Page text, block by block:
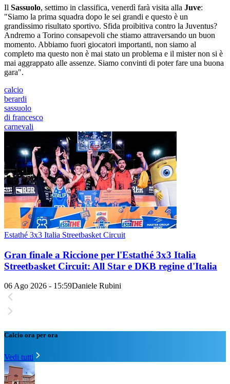
Il Sassuolo, settimo in classifica, venerdì farà visita alla Juve:
"Siamo la prima squadra dopo le sei grandi e questo è un
grandissimo risultato sportivo. Sfida proibitiva contro la Juventus?
Andremo a Torino consapevoli che stiamo attraversando un buon
momento. Abbiamo fuori giocatori importanti, non siamo al
completo ma questo non è mai stato un problema e il mister non si è
mai aggrappato alle assenze. Siamo convinti di poter fare una buona
gara".
calcio
berardi
sassuolo
di francesco
carnevali
Estathé 3x3 Italia Streetbasket Circuit
Gran finale a Riccione per l'Estathé 3x3 Italia
Streetbasket Circuit: All Star e DKB regine d'Italia
06 Ago 2026 - 15:59Daniele Rubini
Calcio ora per ora
Vedi tutti